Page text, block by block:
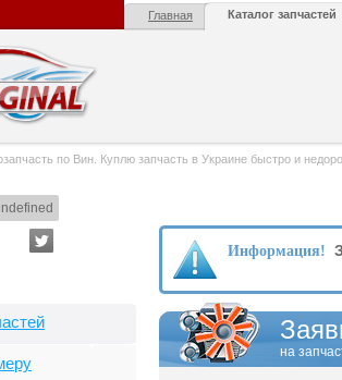
Главная Каталог запчастей
по Вин. Куплю запчасть в Украине быстро и
Информация!
на